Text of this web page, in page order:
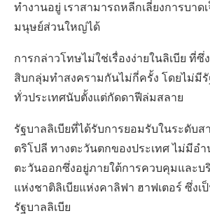
ทำงานอยู่ เราสามารถหลีกเลี่ยงการบาด
มนุษย์ส่วนใหญ่ได้
การกล่าวโทษไม่ใช่เรื่องง่ายในลิเบีย ที่
สิบกลุ่มทำสงครามกันไม่กี่ครั้ง โดยไม่มี
ทั่วประเทศนับตั้งแต่กัดดาฟีล่มสลาย
รัฐบาลลิเบียที่ได้รับการยอมรับในระดับส
ตริโปลี ทางตะวันตกของประเทศ ไม่มีอำ
ตะวันออกซึ่งอยู่ภายใต้การควบคุมและบ
แห่งชาติลิเบียแห่งคาลิฟา ฮาฟเตอร์ ซึ่งเ
รัฐบาลลิเบีย